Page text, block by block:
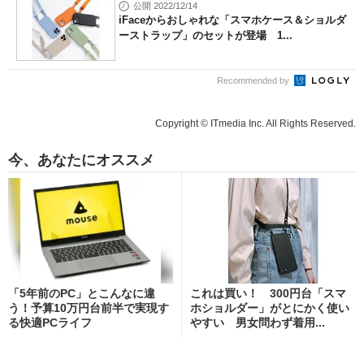
公開 2022/12/14
iFaceからおしゃれな「スマホケース＆ショルダ
ーストラップ」のセットが登場 1...
Recommended by
Copyright © ITmedia Inc. All Rights Reserved.
今、あなたにオススメ
「5年前のPC」とこんなに違
う！予算10万円台前半で実現す
る快適PCライフ
これは買い！ 300円台「スマ
ホショルダー」がとにかく使い
やすい 男女問わず着用...